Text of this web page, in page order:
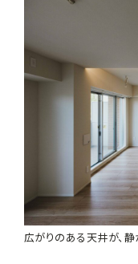
広がりのある天井が、